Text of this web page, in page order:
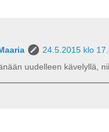
24.5.2015 klo
uudelleen kävelyllä,